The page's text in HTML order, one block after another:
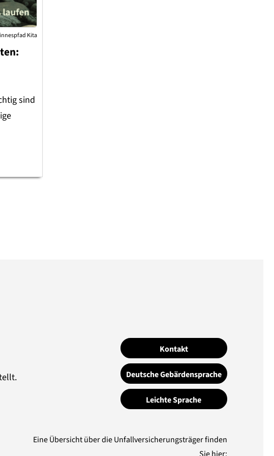
Kita
sind
Kontakt
Deutsche Gebärdensprache
Leichte Sprache
Eine Übersicht über die Unfallversicherungsträger finden
Sie hier: